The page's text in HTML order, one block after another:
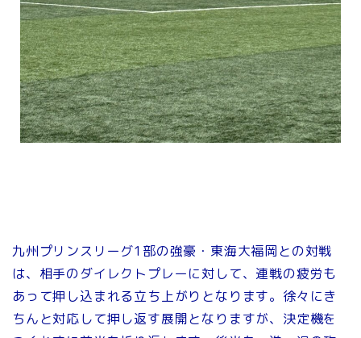
九州プリンスリーグ1部の強豪・東海大福岡との対戦
は、相手のダイレクトプレーに対して、連戦の疲労も
あって押し込まれる立ち上がりとなります。徐々にき
ちんと対応して押し返す展開となりますが、決定機を